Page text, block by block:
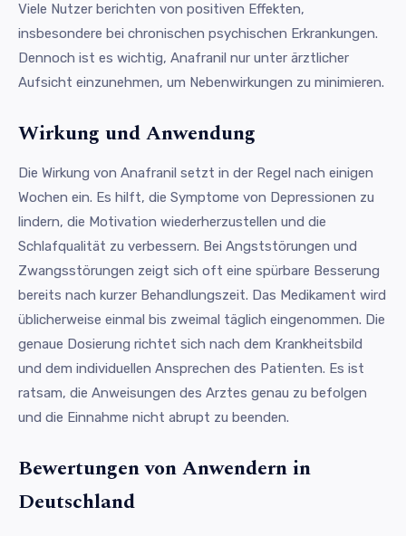
Viele Nutzer berichten von positiven Effekten,
insbesondere bei chronischen psychischen Erkrankungen.
Dennoch ist es wichtig, Anafranil nur unter ärztlicher
Aufsicht einzunehmen, um Nebenwirkungen zu minimieren.
Wirkung und Anwendung
Die Wirkung von Anafranil setzt in der Regel nach einigen
Wochen ein. Es hilft, die Symptome von Depressionen zu
lindern, die Motivation wiederherzustellen und die
Schlafqualität zu verbessern. Bei Angststörungen und
Zwangsstörungen zeigt sich oft eine spürbare Besserung
bereits nach kurzer Behandlungszeit. Das Medikament wird
üblicherweise einmal bis zweimal täglich eingenommen. Die
genaue Dosierung richtet sich nach dem Krankheitsbild
und dem individuellen Ansprechen des Patienten. Es ist
ratsam, die Anweisungen des Arztes genau zu befolgen
und die Einnahme nicht abrupt zu beenden.
Bewertungen von Anwendern in
Deutschland